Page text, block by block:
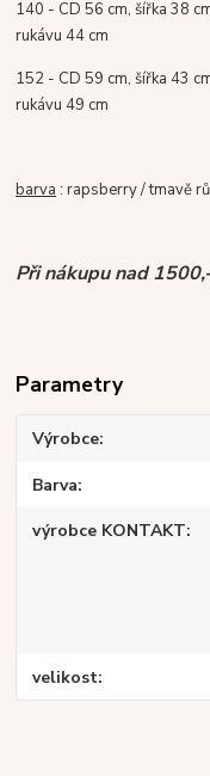
140 - CD 56 cm, šířka 38
rukávu 44 cm
152 - CD 59 cm,šířka 43
rukávu 49 cm
barva : rapsberry / tmavě
Při nákupu nad
Parametry
Výrobce
Barva
výrobce KONTAKT
velikost